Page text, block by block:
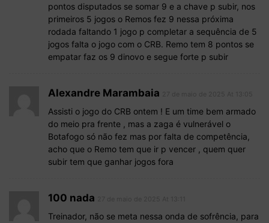
pontos disputados se somar 9 e a chave p subir, nos
primeiros 5 jogos o Remos fez 9 nessa próxima
rodada faltando 1 jogo p completar a sequência de 5
jogos falta o jogo com o CRB. Remo tem 8 pontos se
empatar faz os 9 dinovo e segue forte p subir
Alexandre Marambaia
Assisti o jogo do CRB ontem ! E um time bem armado
do meio pra frente , mas a zaga é vulnerável o
Botafogo só não fez mas por falta de competência,
acho que o Remo tem que ir p vencer , quem quer
subir tem que ganhar jogos fora
100 nada
Treinador, não se meta nessa onda de sofrência, para